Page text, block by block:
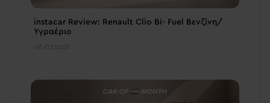
instacar Review: Renault Clio Bi- Fuel Βενζίνη/
Υγραέριο
06.07.2026